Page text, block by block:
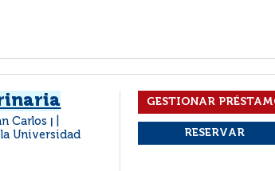
Carlos
Universidad